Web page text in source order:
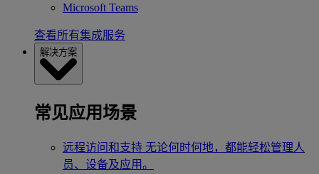
Microsoft Teams
查看所有集成服务
解决方案
常见应用场景
远程访问和支持 无论何时何地，都能轻松管理人
员、设备及应用。